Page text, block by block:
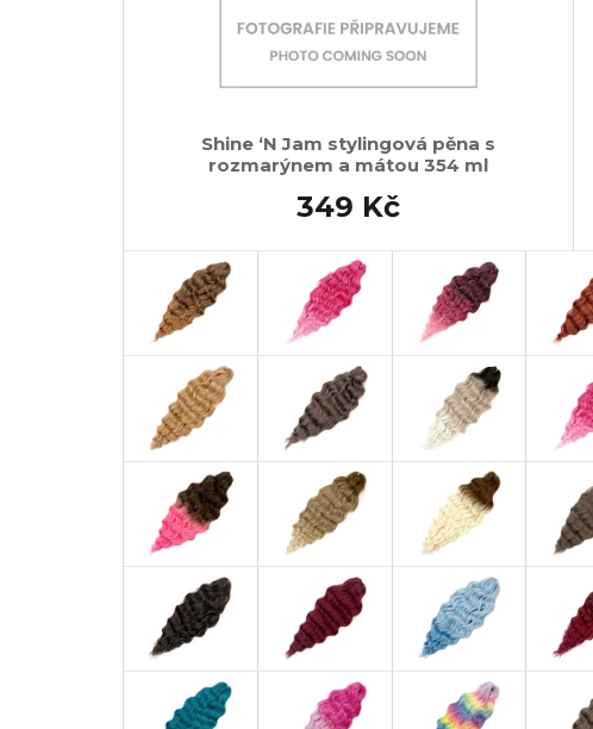
Shine ‘N Jam stylingová pěna s
rozmarýnem a mátou 354 ml
349 Kč